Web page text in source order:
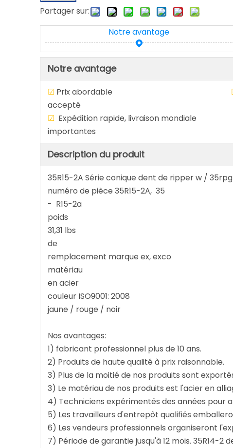
Partager sur:
Notre avantage
Notre avantage
☑ Prix abordable
accepté
☑ Expédition rapide, livraison
importantes
Description du produit
35R15-2A Série conique dent de ripper w /
numéro de pièce 35R15-2A, 35
- R15-2a
poids
31,31 lbs
de
remplacement marque ex, exco
matériau
en acier
couleur ISO9001: 2008
jaune / rouge / noir
Nos avantages:
1) fabricant professionnel plus de 10 ans.
2) Produits de haute qualité à prix raisonnable.
3) Plus de la moitié de nos produits sont
3) Le matériau de nos produits est l'acier en
4) Techniciens expérimentés des années pour
5) Les travailleurs d'entrepôt qualifiés
6) Les vendeurs professionnels organiseront
7) Période de garantie jusqu'à 12 mois. 35R14-